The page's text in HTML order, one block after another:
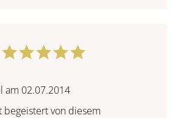
am 02.07.2014
begeistert von diesem